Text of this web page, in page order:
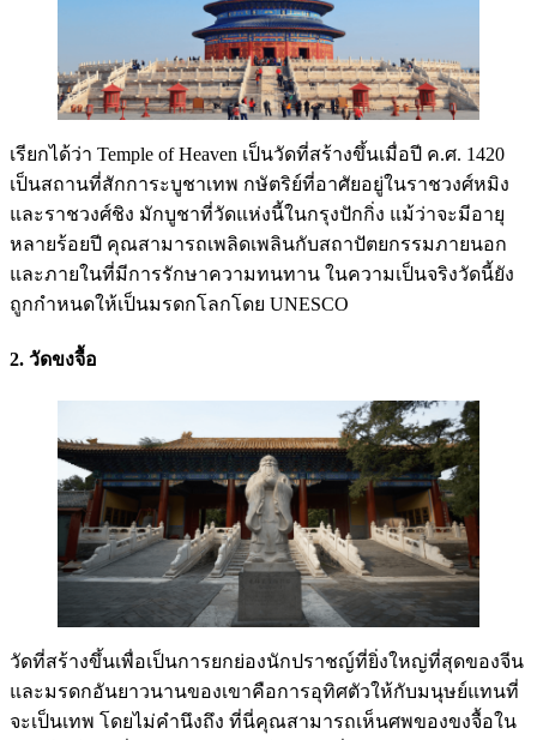
เรียกได้ว่า Temple of Heaven เป็นวัดที่สร้างขึ้นเมื่อปี ค.ศ. 1420
เป็นสถานที่สักการะบูชาเทพ กษัตริย์ที่อาศัยอยู่ในราชวงศ์หมิง
และราชวงศ์ชิง มักบูชาที่วัดแห่งนี้ในกรุงปักกิ่ง แม้ว่าจะมีอายุ
หลายร้อยปี คุณสามารถเพลิดเพลินกับสถาปัตยกรรมภายนอก
และภายในที่มีการรักษาความทนทาน ในความเป็นจริงวัดนี้ยัง
ถูกกำหนดให้เป็นมรดกโลกโดย UNESCO
2. วัดขงจื้อ
วัดที่สร้างขึ้นเพื่อเป็นการยกย่องนักปราชญ์ที่ยิ่งใหญ่ที่สุดของจีน
และมรดกอันยาวนานของเขาคือการอุทิศตัวให้กับมนุษย์แทนที่
จะเป็นเทพ โดยไม่คำนึงถึง ที่นี่คุณสามารถเห็นศพของขงจื้อใน